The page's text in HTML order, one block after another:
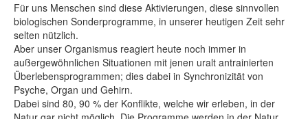
Für uns Menschen sind diese Aktivierungen, diese sinnvollen
biologischen Sonderprogramme, in unserer heutigen Zeit sehr
selten nützlich.
Aber unser Organismus reagiert heute noch immer in
außergewöhnlichen Situationen mit jenen uralt antrainierten
Überlebensprogrammen; dies dabei in Synchronizität von
Psyche, Organ und Gehirn.
Dabei sind 80, 90 % der Konflikte, welche wir erleben, in der